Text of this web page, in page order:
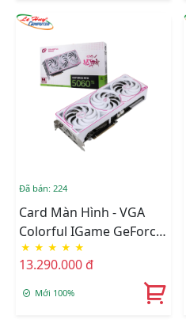
Đã bán: 224
Card Màn Hình - VGA
Colorful IGame GeForce
RTX 5060 Ti Ultra W OC
8GB-V
★ ★ ★ ★ ★
13.290.000 đ
Mới 100%